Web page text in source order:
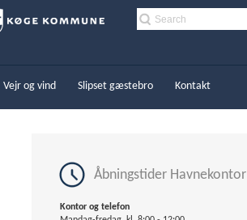
Vejr og vind Slipset gæstebro Kontakt
Åbningstider Havnekontor
Kontor og telefon